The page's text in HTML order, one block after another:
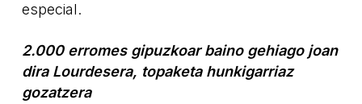
especial.
2.000 erromes gipuzkoar baino gehiago joan
dira Lourdesera, topaketa hunkigarriaz
gozatzera